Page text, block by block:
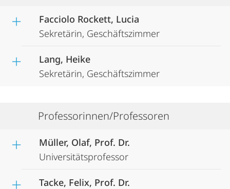
Facciolo Rockett, Lucia
Sekretärin, Geschäftszimmer
Lang, Heike
Sekretärin, Geschäftszimmer
Professorinnen/Professoren
Müller, Olaf, Prof. Dr.
Universitätsprofessor
Tacke, Felix, Prof. Dr.